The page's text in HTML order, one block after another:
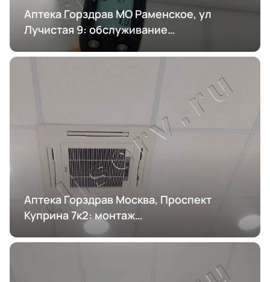
Аптека Горздрав МО Раменское, ул
Лучистая 9: обслуживание
кондиционирования
Аптека Горздрав Москва, Проспект
Куприна 7к2: монтаж
кондиционирования